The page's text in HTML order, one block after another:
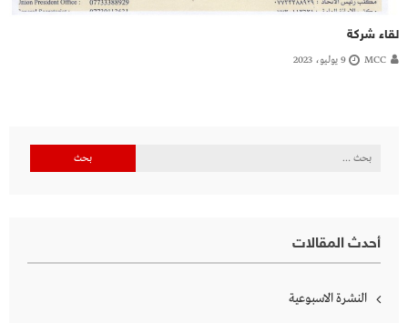
لقاء شركة
MCC 9 يوليو، 2023
البحث
أحدث المقالات
النشرة الاسبوعية